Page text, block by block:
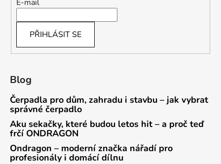
E-mail
PŘIHLÁSIT SE
Blog
Čerpadla pro dům, zahradu i stavbu – jak vybrat
správné čerpadlo
Aku sekačky, které budou letos hit – a proč teď
frčí ONDRAGON
Ondragon – moderní značka nářadí pro
profesionály i domácí dílnu